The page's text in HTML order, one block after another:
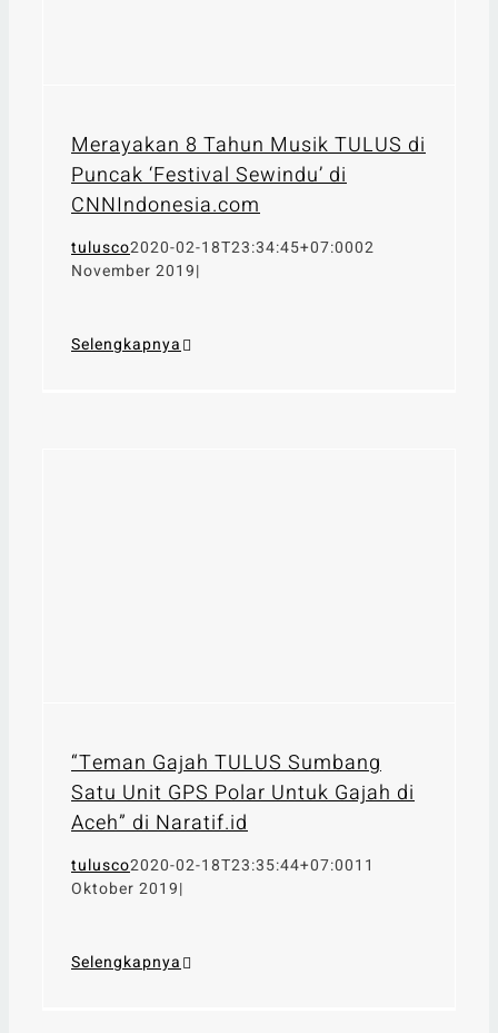
Merayakan 8 Tahun Musik TULUS di
Puncak ‘Festival Sewindu’ di
CNNIndonesia.com
tulusco2020-02-18T23:34:45+07:0002
November 2019|
Selengkapnya
“Teman Gajah TULUS Sumbang
Satu Unit GPS Polar Untuk Gajah di
Aceh” di Naratif.id
tulusco2020-02-18T23:35:44+07:0011
Oktober 2019|
Selengkapnya